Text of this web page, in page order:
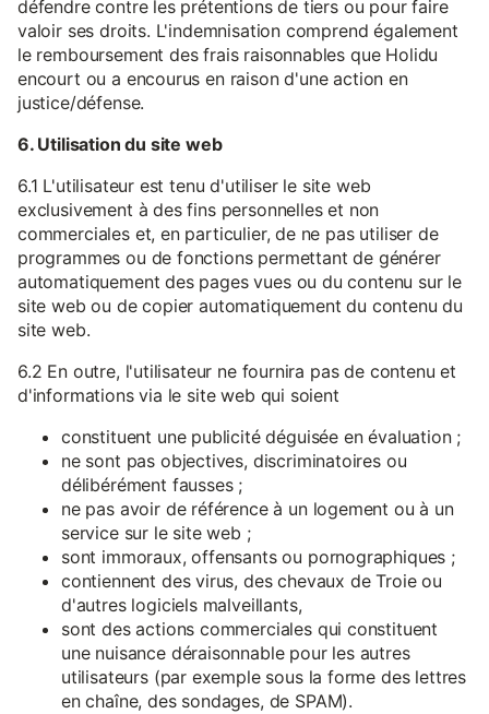
défendre contre les prétentions de tiers ou pour faire
valoir ses droits. L'indemnisation comprend également
le remboursement des frais raisonnables que Holidu
encourt ou a encourus en raison d'une action en
justice/défense.
6. Utilisation du site web
6.1 L'utilisateur est tenu d'utiliser le site web
exclusivement à des fins personnelles et non
commerciales et, en particulier, de ne pas utiliser de
programmes ou de fonctions permettant de générer
automatiquement des pages vues ou du contenu sur le
site web ou de copier automatiquement du contenu du
site web.
6.2 En outre, l'utilisateur ne fournira pas de contenu et
d'informations via le site web qui soient
constituent une publicité déguisée en évaluation ;
ne sont pas objectives, discriminatoires ou
délibérément fausses ;
ne pas avoir de référence à un logement ou à un
service sur le site web ;
sont immoraux, offensants ou pornographiques ;
contiennent des virus, des chevaux de Troie ou
d'autres logiciels malveillants,
sont des actions commerciales qui constituent
une nuisance déraisonnable pour les autres
utilisateurs (par exemple sous la forme des lettres
en chaîne, des sondages, de SPAM).